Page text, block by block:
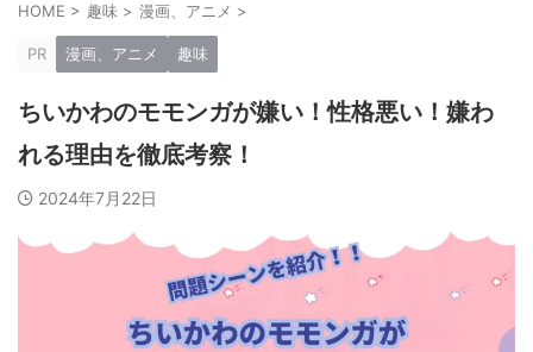
HOME > 趣味 > 漫画、アニメ >
PR 漫画、アニメ 趣味
ちいかわのモモンガが嫌い！性格悪い！嫌わ
れる理由を徹底考察！
2024年7月22日